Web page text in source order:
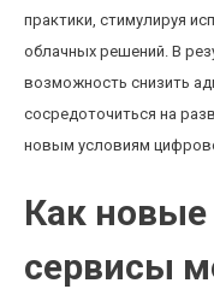
практики, стимулируя
облачных решений. В
возможность снизить
сосредоточиться на
новым условиям
Как
сервисы